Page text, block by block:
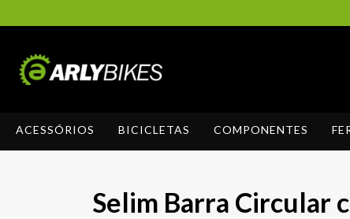
ACESSÓRIOS BICICLETAS COMPONENTES
Selim Barra Circular